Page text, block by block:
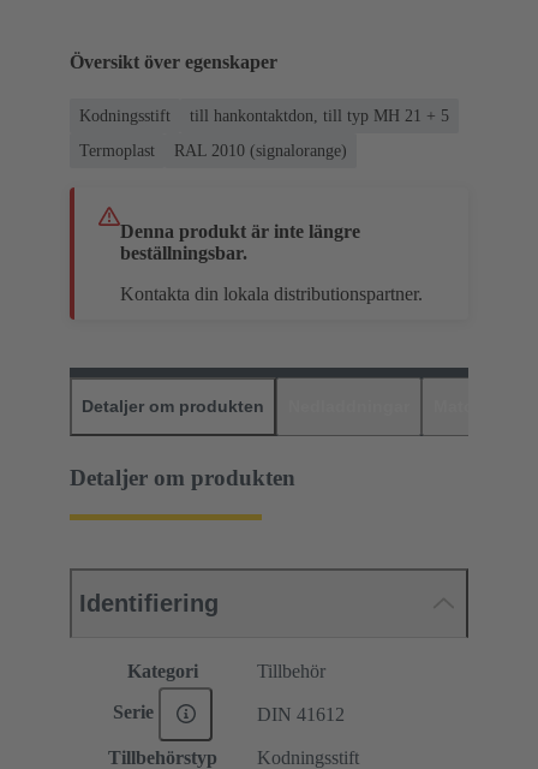
Översikt över egenskaper
Kodningsstift
till hankontaktdon, till typ MH 21 + 5
Termoplast
RAL 2010 (signalorange)
Denna produkt är inte längre
beställningsbar.
Kontakta din lokala distributionspartner.
Detaljer om produkten
Detaljer om produkten
Identifiering
Kategori Tillbehör
Serie DIN 41612
Tillbehörstyp
Kodningsstift